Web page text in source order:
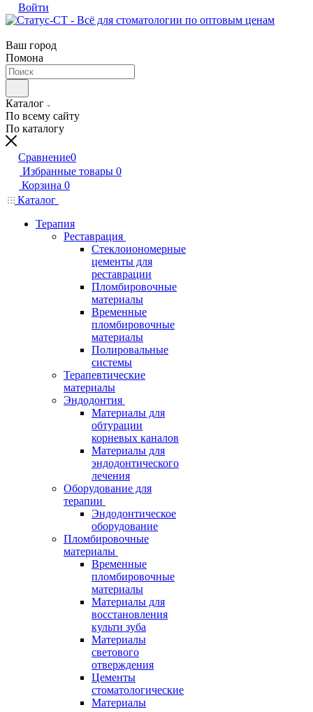
Войти
Ваш город
Помона
Каталог
По всему сайту
По каталогу
Сравнение0
Избранные товары 0
Корзина 0
Каталог
Терапия
Реставрация
Стеклоиономерные
цементы для
реставрации
Пломбировочные
материалы
Временные
пломбировочные
материалы
Полировальные
системы
Терапевтические
материалы
Эндодонтия
Материалы для
обтурации
корневых каналов
Материалы для
эндодонтического
лечения
Оборудование для
терапии
Эндодонтическое
оборудование
Пломбировочные
материалы
Временные
пломбировочные
материалы
Материалы для
восстановления
культи зуба
Материалы
светового
отверждения
Цементы
стоматологические
Материалы